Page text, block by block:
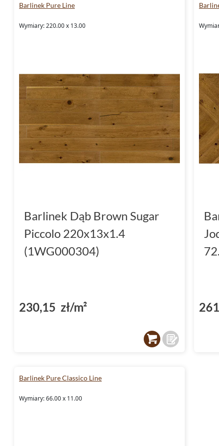
Barlinek Pure Line
Wymiary: 220.00 x 13.00
Barlinek Dąb Brown Sugar
Piccolo 220x13x1.4
(1WG000304)
230,15 zł/m²
Barlinek Pure Classico Line
Wymiary: 66.00 x 11.00